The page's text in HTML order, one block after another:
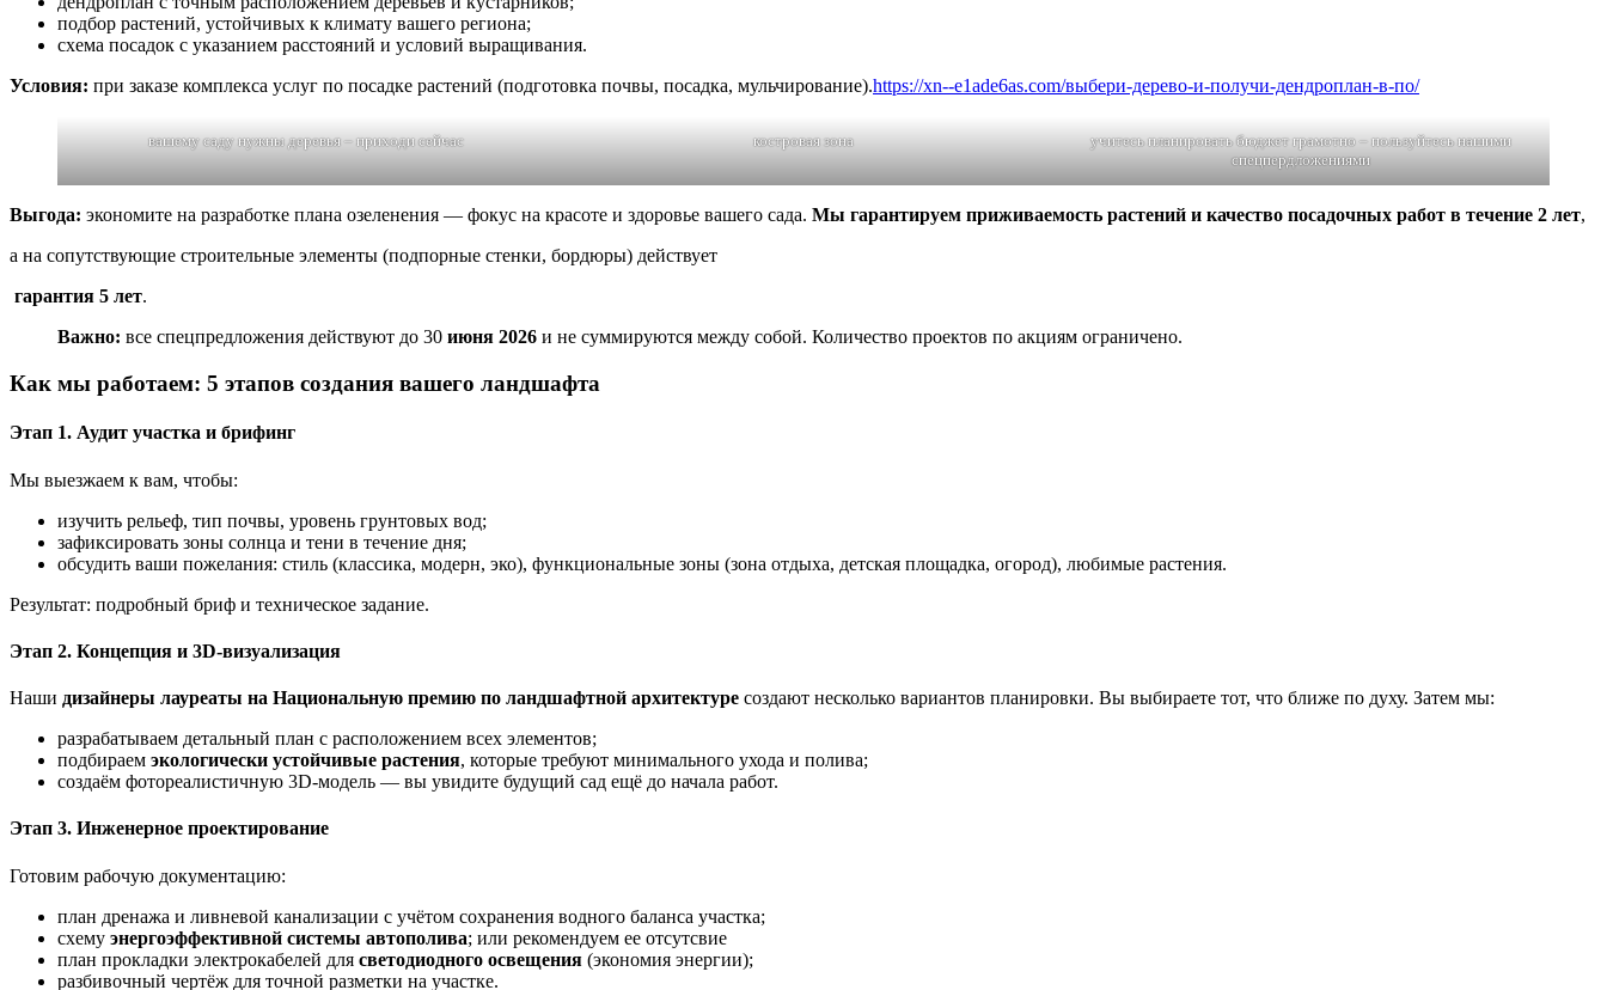
подбор растений, устойчивых к климату вашего региона;
схема посадок с указанием расстояний и условий выращивания.
Условия: при заказе комплекса услуг по посадке растений (подготовка почвы, посадка, мульчирование).https://xn--e1ade6as.com/выбери-дерево-и-получи-дендроплан-в-по/
вашему саду нужны деревья – приходи сейчас костровая зона
учитесь планировать бюджет грамотно – пользуйтесь нашими
спецпердложениями
Выгода: экономите на разработке плана озеленения — фокус на красоте и здоровье вашего сада. Мы гарантируем приживаемость растений и качество посадочных работ в течение 2 лет,
а на сопутствующие строительные элементы (подпорные стенки, бордюры) действует
гарантия 5 лет.
Важно: все спецпредложения действуют до 30 июня 2026 и не суммируются между собой. Количество проектов по акциям ограничено.
Как мы работаем: 5 этапов создания вашего ландшафта
Этап 1. Аудит участка и брифинг
Мы выезжаем к вам, чтобы:
изучить рельеф, тип почвы, уровень грунтовых вод;
зафиксировать зоны солнца и тени в течение дня;
обсудить ваши пожелания: стиль (классика, модерн, эко), функциональные зоны (зона отдыха, детская площадка, огород), любимые растения.
Результат: подробный бриф и техническое задание.
Этап 2. Концепция и 3D‑визуализация
Наши дизайнеры лауреаты на Национальную премию по ландшафтной архитектуре создают несколько вариантов планировки. Вы выбираете тот, что ближе по духу. Затем мы:
разрабатываем детальный план с расположением всех элементов;
подбираем экологически устойчивые растения, которые требуют минимального ухода и полива;
создаём фотореалистичную 3D‑модель — вы увидите будущий сад ещё до начала работ.
Этап 3. Инженерное проектирование
Готовим рабочую документацию:
план дренажа и ливневой канализации с учётом сохранения водного баланса участка;
схему энергоэффективной системы автополива; или рекомендуем ее отсутсвие
план прокладки электрокабелей для светодиодного освещения (экономия энергии);
разбивочный чертёж для точной разметки на участке.